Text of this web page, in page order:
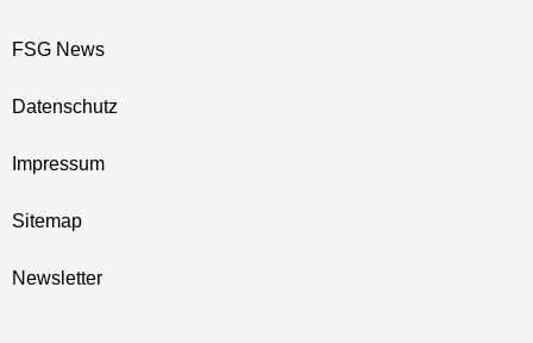
FSG News
Datenschutz
Impressum
Sitemap
Newsletter